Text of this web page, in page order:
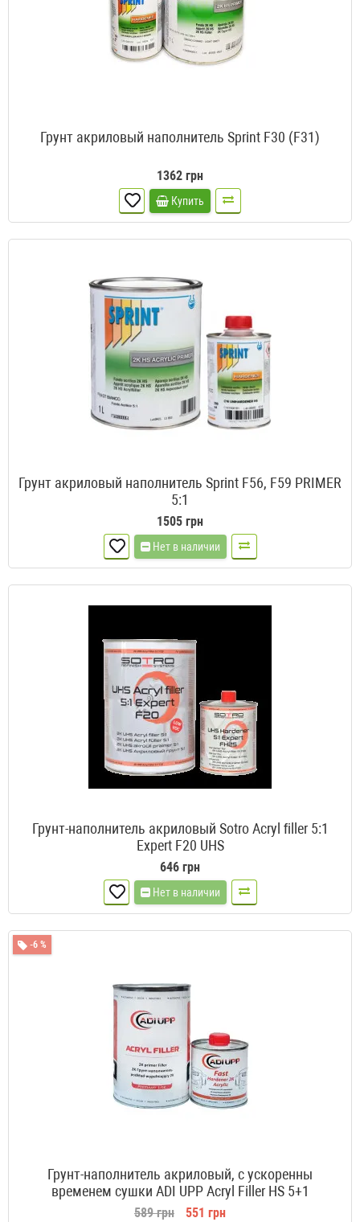
Грунт акриловый наполнитель Sprint F30 (F31)
1362 грн
Купить
Грунт акриловый наполнитель Sprint F56, F59 PRIMER
5:1
1505 грн
Нет в наличии
Грунт-наполнитель акриловый Sotro Acryl ﬁller 5:1
Expert F20 UHS
646 грн
Нет в наличии
-6 %
Грунт-наполнитель акриловый, с ускоренны
временем сушки ADI UPP Acryl Filler HS 5+1
589 грн 551 грн